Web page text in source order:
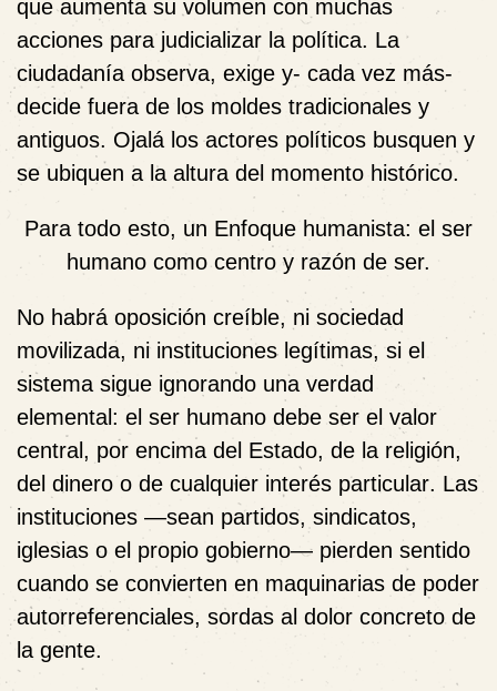
que aumenta su volumen con muchas
acciones para judicializar la política. La
ciudadanía observa, exige y- cada vez más-
decide fuera de los moldes tradicionales y
antiguos. Ojalá los actores políticos busquen y
se ubiquen a la altura del momento histórico.
Para todo esto, un Enfoque humanista: el ser
humano como centro y razón de ser.
No habrá oposición creíble, ni sociedad
movilizada, ni instituciones legítimas, si el
sistema sigue ignorando una verdad
elemental: el ser humano debe ser el valor
central, por encima del Estado, de la religión,
del dinero o de cualquier interés particular. Las
instituciones —sean partidos, sindicatos,
iglesias o el propio gobierno— pierden sentido
cuando se convierten en maquinarias de poder
autorreferenciales, sordas al dolor concreto de
la gente.